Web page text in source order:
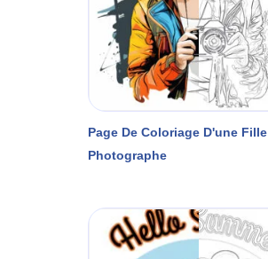
Page De Coloriage D'une Fille
Photographe